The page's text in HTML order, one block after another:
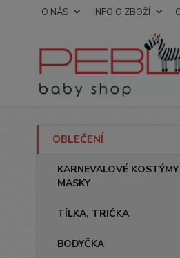
O NÁS INFO O ZBOŽÍ
OBLEČENÍ
KARNEVALOVÉ
MASKY
TÍLKA, TRIČKA
BODYČKA